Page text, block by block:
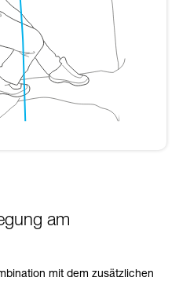
am
mit dem zusätzlichen